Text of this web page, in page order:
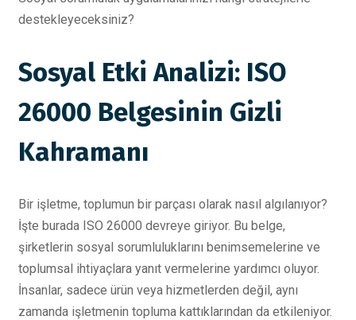
destekleyeceksiniz?
Sosyal Etki Analizi: ISO
26000 Belgesinin Gizli
Kahramanı
Bir işletme, toplumun bir parçası olarak nasıl algılanıyor?
İşte burada ISO 26000 devreye giriyor. Bu belge,
şirketlerin sosyal sorumluluklarını benimsemelerine ve
toplumsal ihtiyaçlara yanıt vermelerine yardımcı oluyor.
İnsanlar, sadece ürün veya hizmetlerden değil, aynı
zamanda işletmenin topluma kattıklarından da etkileniyor.